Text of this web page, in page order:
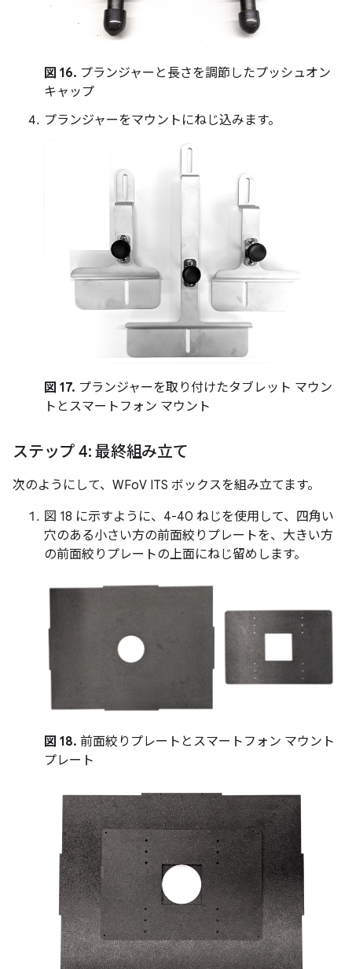
図 16. プランジャーと長さを調節したプッシュオン
キャップ
プランジャーをマウントにねじ込みます。
図 17. プランジャーを取り付けたタブレット マウン
トとスマートフォン マウント
ステップ 4: 最終組み立て
次のようにして、WFoV ITS ボックスを組み立てます。
図 18 に示すように、4-40 ねじを使用して、四角い
穴のある小さい方の前面絞りプレートを、大きい方
の前面絞りプレートの上面にねじ留めします。
図 18. 前面絞りプレートとスマートフォン マウント
プレート